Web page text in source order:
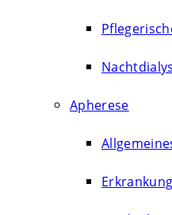
Apherese